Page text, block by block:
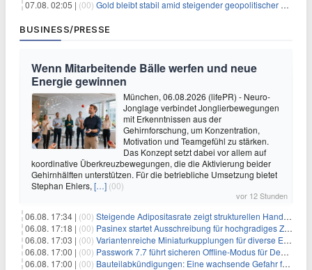
07.08. 02:05 | (00) Gold bleibt stabil amid steigender geopolitischer Spannungen im Persischen Golf
BUSINESS/PRESSE
Wenn Mitarbeitende Bälle werfen und neue
Energie gewinnen
München, 06.08.2026 (lifePR) - Neuro-
Jonglage verbindet Jonglierbewegungen
mit Erkenntnissen aus der
Gehirnforschung, um Konzentration,
Motivation und Teamgefühl zu stärken.
Das Konzept setzt dabei vor allem auf
koordinative Überkreuzbewegungen, die die Aktivierung beider
Gehirnhälften unterstützen. Für die betriebliche Umsetzung bietet
Stephan Ehlers, […] (00)
vor 12 Stunden
06.08. 17:34 | (00) Steigende Adipositasrate zeigt strukturellen Handlungsbedarf bei der Ernährung schulpflichtiger Kinder
06.08. 17:18 | (00) Pasinex startet Ausschreibung für hochgradiges Zinksulfidkonzentrat mit Germanium- und Silbergehalten und stellt ein Betriebsupdate bereit
06.08. 17:03 | (00) Variantenreiche Miniaturkupplungen für diverse Einsatzbereiche
06.08. 17:00 | (00) Passwork 7.7 führt sicheren Offline-Modus für Desktop- und Mobile-Apps ein
06.08. 17:00 | (00) Bauteilabkündigungen: Eine wachsende Gefahr für industrielle Elektroniksysteme